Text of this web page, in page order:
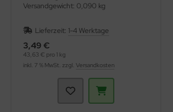
Versandgewicht: 0,090 kg
Lieferzeit: 1-4 Werktage
3,49 €
43,63 € pro 1 kg
inkl. 7 % MwSt. zzgl. Versandkosten